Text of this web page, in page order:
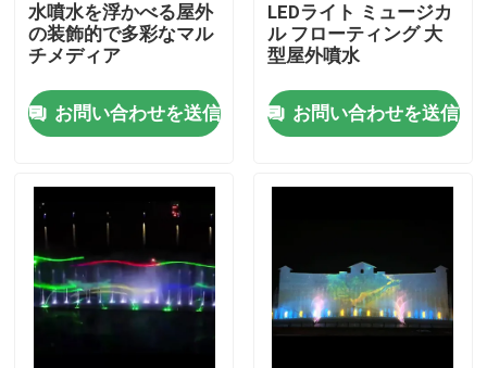
ホーム
製品
水噴水を浮かべる屋外
の装飾的で多彩なマル
チメディア
お問い合わせを送信
LEDライト ミュージカ
ル フローティング 大
型屋外噴水
お問い合わせを送信